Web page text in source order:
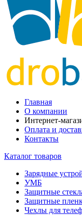
Главная
О компании
Интернет-
Оплата и
Контакты
Каталог товаров
Зарядные
УМБ
Защитные
Защитные
Чехлы для